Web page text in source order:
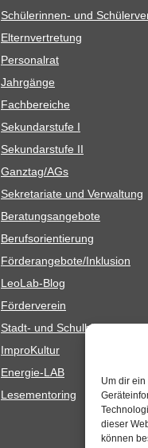
Um dir
dieser
können
Schü­le­rin­nen- und
Eltern­ver­tre­tung
Per­so­nal­rat
Jahr­gänge
Fach­be­rei­che
Sekun­dar­stufe I
Sekun­dar­stufe II
Ganztag/​​AGs
Sekre­ta­riate und Verwaltung
Bera­tungs­an­ge­bote
Berufs­ori­en­tie­rung
Förderangebote/​​Inklusion
Leo­Lab-Blog
För­der­ver­ein
Stadt- und Schulbibliothek
Impro­Kul­tur
Ener­­gie-LAB
Lese­men­to­ring